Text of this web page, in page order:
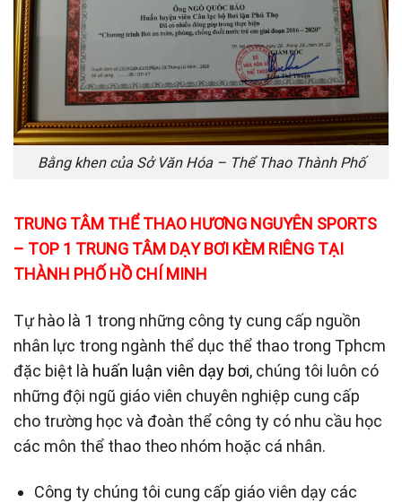
Bằng khen của Sở Văn Hóa – Thể Thao Thành Phố
TRUNG TÂM THỂ THAO HƯƠNG NGUYÊN SPORTS
– TOP 1 TRUNG TÂM DẠY BƠI KÈM RIÊNG TẠI
THÀNH PHỐ HỒ CHÍ MINH
Tự hào là 1 trong những công ty cung cấp nguồn
nhân lực trong ngành thể dục thể thao trong Tphcm
đặc biệt là huấn luận viên dạy bơi, chúng tôi luôn có
những đội ngũ giáo viên chuyên nghiệp cung cấp
cho trường học và đoàn thể công ty có nhu cầu học
các môn thể thao theo nhóm hoặc cá nhân.
Công ty chúng tôi cung cấp giáo viên dạy các